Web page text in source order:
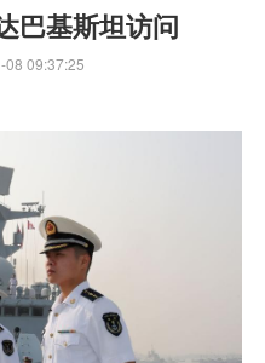
巴基斯坦访问
09:37:25